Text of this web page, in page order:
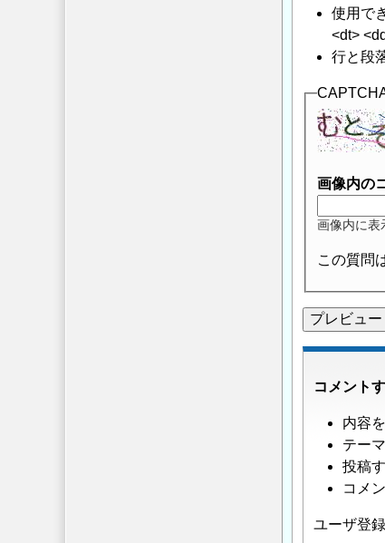
使用で
<dt>
行と段
画像内の
画像内に表
この質問
コメント
内容
テー
投稿
コメ
ユーザ登